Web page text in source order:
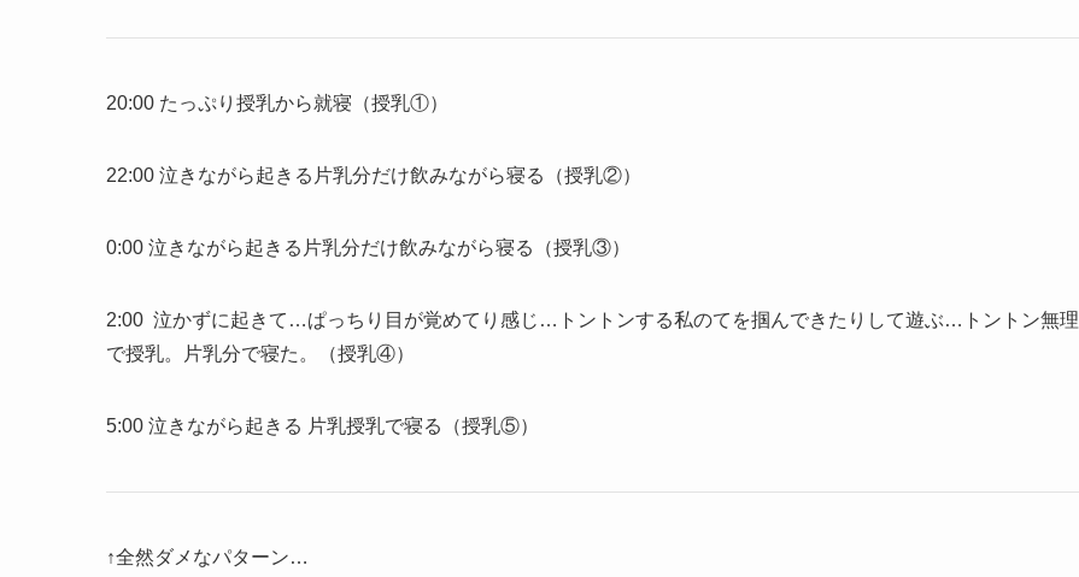
20:00 たっぷり授乳から就寝（授乳①）
22:00 泣きながら起きる片乳分だけ飲みながら寝る（授乳②）
0:00 泣きながら起きる片乳分だけ飲みながら寝る（授乳③）
2:00 泣かずに起きて…ぱっちり目が覚めてり感じ…トントンする私のてを掴んできたりして遊ぶ…トントン無理
で授乳。片乳分で寝た。（授乳④）
5:00 泣きながら起きる 片乳授乳で寝る（授乳⑤）
↑全然ダメなパターン…